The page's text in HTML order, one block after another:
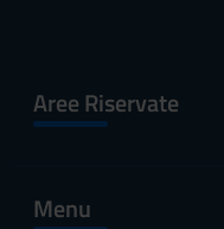
Aree Riservate
Menu